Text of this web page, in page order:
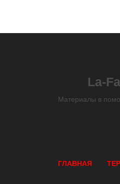
La-
Материалы в
ГЛАВНАЯ